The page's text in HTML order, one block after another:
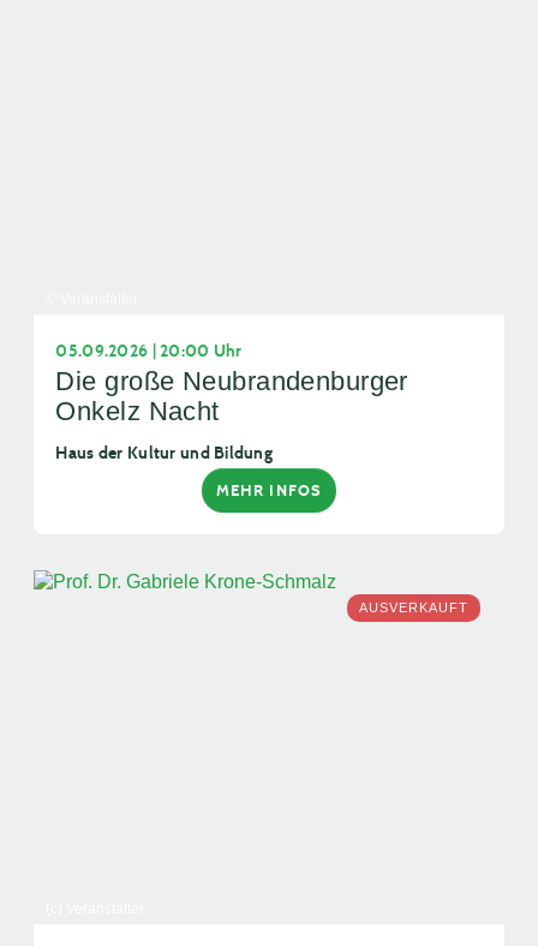
05.09.2026 | 20:00 Uhr
Die große Neubrandenburger
Onkelz Nacht
Haus der Kultur und Bildung
MEHR INFOS
AUSVERKAUFT